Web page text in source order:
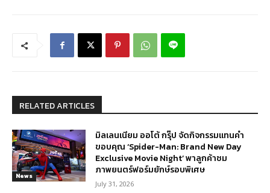
RELATED ARTICLES
News
มิลเลนเนียม ออโต้ กรุ๊ป จัดกิจกรรมแทนคำ
ขอบคุณ ‘Spider-Man: Brand New Day
Exclusive Movie Night’ พาลูกค้าชม
ภาพยนตร์ฟอร์มยักษ์รอบพิเศษ
July 31, 2026